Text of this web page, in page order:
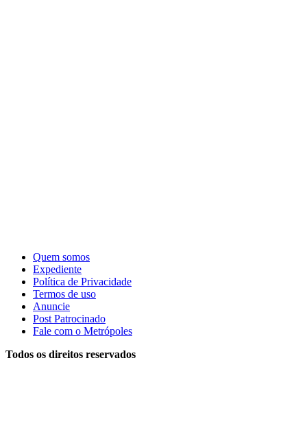
Quem somos
Expediente
Política de Privacidade
Termos de uso
Anuncie
Post Patrocinado
Fale com o Metrópoles
Todos os direitos reservados